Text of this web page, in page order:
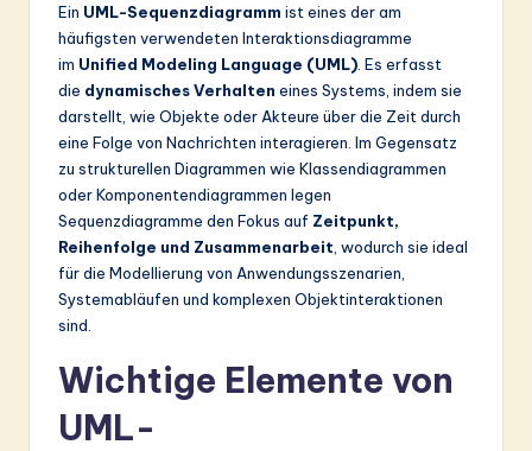
in
A
&
Ein UML-Sequenzdiagramm ist eines der am
häufigsten verwendeten Interaktionsdiagramme
im Unified Modeling Language (UML) . Es erfasst
die dynamisches Verhalten eines Systems, indem sie
darstellt, wie Objekte oder Akteure über die Zeit durch
eine Folge von Nachrichten interagieren. Im Gegensatz
zu strukturellen Diagrammen wie Klassendiagrammen
oder Komponentendiagrammen legen
Sequenzdiagramme den Fokus auf Zeitpunkt,
Reihenfolge und Zusammenarbeit , wodurch sie ideal
für die Modellierung von Anwendungsszenarien,
Systemabläufen und komplexen Objektinteraktionen
sind.
Wichtige Elemente von
UML-